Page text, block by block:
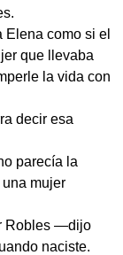
Elena como si el
que llevaba
la vida con
decir esa
parecía la
mujer
Robles —dijo
naciste.